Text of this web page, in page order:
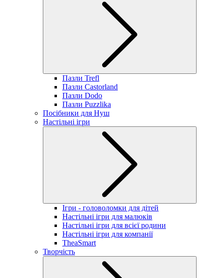
Пазли Trefl
Пазли Castorland
Пазли Dodo
Пазли Puzzlika
Посібники для Нуш
Настільні ігри
Ігри - головоломки для дітей
Настільні ігри для малюків
Настільні ігри для всієї родини
Настільні ігри для компанії
TheaSmart
Творчість